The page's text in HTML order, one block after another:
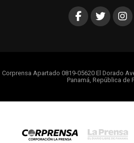
Corprensa Apartado 0819-05620 El Dorado
Panamá, República de